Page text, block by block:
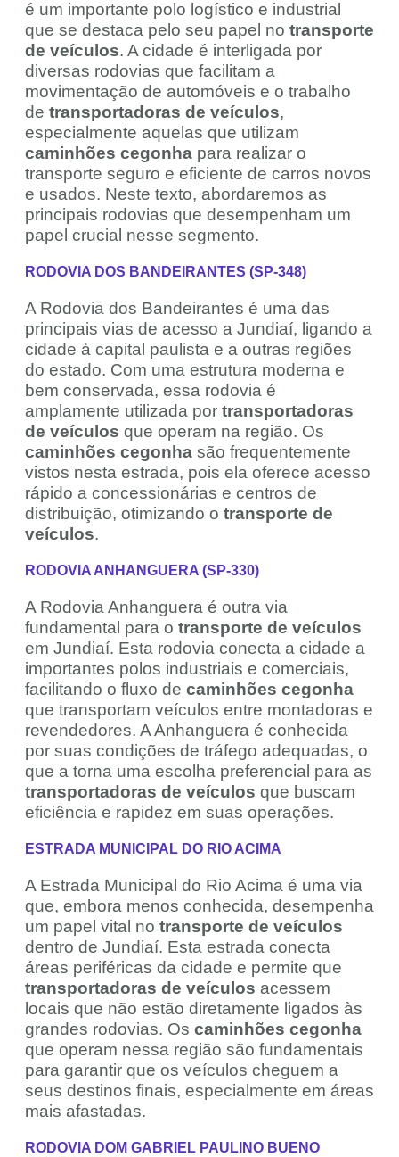
é um importante polo logístico e industrial
que se destaca pelo seu papel no transporte
de veículos. A cidade é interligada por
diversas rodovias que facilitam a
movimentação de automóveis e o trabalho
de transportadoras de veículos,
especialmente aquelas que utilizam
caminhões cegonha para realizar o
transporte seguro e eficiente de carros novos
e usados. Neste texto, abordaremos as
principais rodovias que desempenham um
papel crucial nesse segmento.
RODOVIA DOS BANDEIRANTES (SP-348)
A Rodovia dos Bandeirantes é uma das
principais vias de acesso a Jundiaí, ligando a
cidade à capital paulista e a outras regiões
do estado. Com uma estrutura moderna e
bem conservada, essa rodovia é
amplamente utilizada por transportadoras
de veículos que operam na região. Os
caminhões cegonha são frequentemente
vistos nesta estrada, pois ela oferece acesso
rápido a concessionárias e centros de
distribuição, otimizando o transporte de
veículos.
RODOVIA ANHANGUERA (SP-330)
A Rodovia Anhanguera é outra via
fundamental para o transporte de veículos
em Jundiaí. Esta rodovia conecta a cidade a
importantes polos industriais e comerciais,
facilitando o fluxo de caminhões cegonha
que transportam veículos entre montadoras e
revendedores. A Anhanguera é conhecida
por suas condições de tráfego adequadas, o
que a torna uma escolha preferencial para as
transportadoras de veículos que buscam
eficiência e rapidez em suas operações.
ESTRADA MUNICIPAL DO RIO ACIMA
A Estrada Municipal do Rio Acima é uma via
que, embora menos conhecida, desempenha
um papel vital no transporte de veículos
dentro de Jundiaí. Esta estrada conecta
áreas periféricas da cidade e permite que
transportadoras de veículos acessem
locais que não estão diretamente ligados às
grandes rodovias. Os caminhões cegonha
que operam nessa região são fundamentais
para garantir que os veículos cheguem a
seus destinos finais, especialmente em áreas
mais afastadas.
RODOVIA DOM GABRIEL PAULINO BUENO